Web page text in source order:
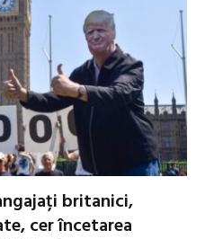
britanici,
cer încetarea